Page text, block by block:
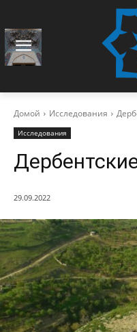
Домой Исследования
Исследования
29.09.2022